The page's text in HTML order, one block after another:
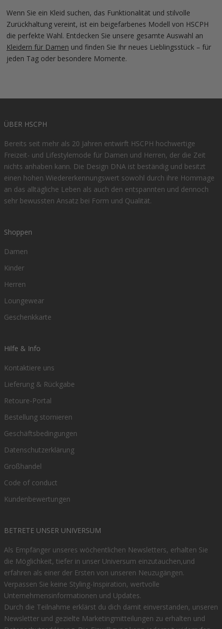
Wenn Sie ein Kleid suchen, das Funktionalität und stilvolle
Zurückhaltung vereint, ist ein beigefarbenes Modell von HSCPH
die perfekte Wahl. Entdecken Sie unsere gesamte Auswahl an
Kleidern für Damen und finden Sie Ihr neues Lieblingsstück – für
jeden Tag oder besondere Momente.
ÜBER HSCPH
Bereits seit mehr als 20 Jahren entwirft HSCPH hochwertige
Freizeit- und Lifestylemode für Damen und Herren, der die Zeit
nichts anhaben kann. Die Design DNA ist beständig und besitzt
einen hohen Wiedererkennungswert sowohl durch ihre Hommage
an das alltägliche Leben als auch den entspannten und dennoch
sehr bewussten Ansatz bei Form und Qualität.
Shoppen
Damen
Kinder
Herren
Loungewear
Geschenkkarte
Hilfe & Info
Kontaktiere uns
Lieferung & Rückgabe
Retoure-Portal
Bestellung stornieren
Geschäftsbedingungen
Datenschutzerklärung
Großhandel
Code of conduct
Kundenbewertungen
BETRETE UNSER UNIVERSUM
Als Empfänger unseres wöchentlichen Newsletters, erhalten Sie
die Möglichkeit, tiefer in unser Universum einzutauchen,und
erfahren als einer der Ersten von unseren Neuzugängen.
Verpassen Sie keine Styling-Inspiration, wertvolle
Unternehmensinformationen und Updates.
Durch die Teilnahme erklärst du dich damit einverstanden, unseren
Newsletter und gezielte Marketingmitteilungen zu erhalten und